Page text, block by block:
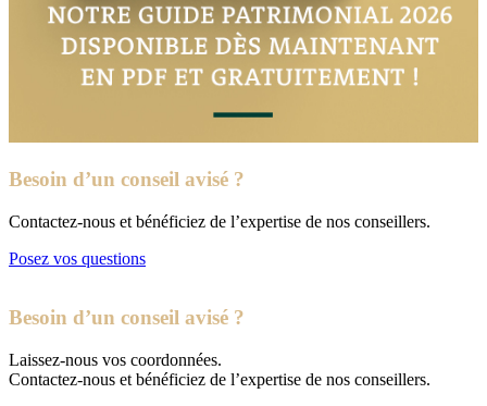
Besoin d’un conseil avisé ?
Contactez-nous et bénéficiez de l’expertise de nos conseillers.
Posez vos questions
Besoin d’un conseil avisé ?
Laissez-nous vos coordonnées.
Contactez-nous et bénéficiez de l’expertise de nos conseillers.